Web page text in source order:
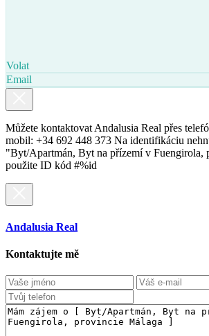
Volat
Email
Můžete kontaktovat Andalusia Real přes
mobil: +34 692 448 373 Na identifikáciu
"Byt/Apartmán, Byt na přízemí v Fuengirola,
použite ID kód #%id
Andalusia Real
Kontaktujte mě